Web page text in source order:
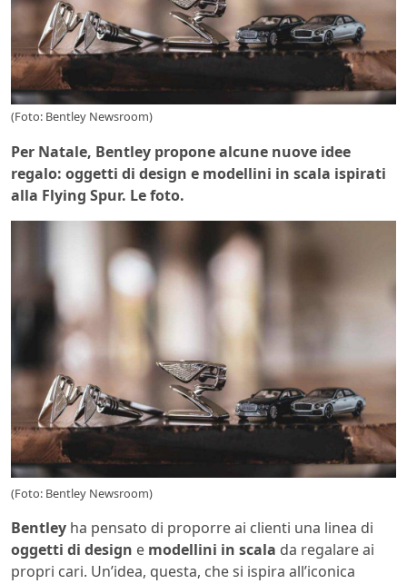
(Foto: Bentley Newsroom)
Per Natale, Bentley propone alcune nuove idee
regalo: oggetti di design e modellini in scala ispirati
alla Flying Spur. Le foto.
(Foto: Bentley Newsroom)
Bentley ha pensato di proporre ai clienti una linea di
oggetti di design e modellini in scala da regalare ai
propri cari. Un’idea, questa, che si ispira all’iconica